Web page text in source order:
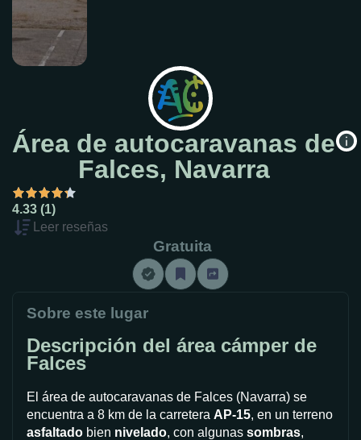
Área de autocaravanas de
Falces, Navarra
4.33 (1)
Leer reseñas
Gratuita
Sobre este lugar
Descripción del área cámper de
Falces
El área de autocaravanas de Falces (Navarra) se
encuentra a 8 km de la carretera AP-15, en un terreno
asfaltado bien nivelado, con algunas sombras,